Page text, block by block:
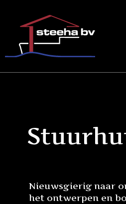
inhoud
Nieuwsgierig naar
het ontwerpen en